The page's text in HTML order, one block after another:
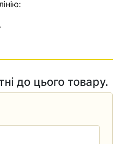
.
до цього товару.